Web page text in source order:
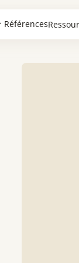
Références